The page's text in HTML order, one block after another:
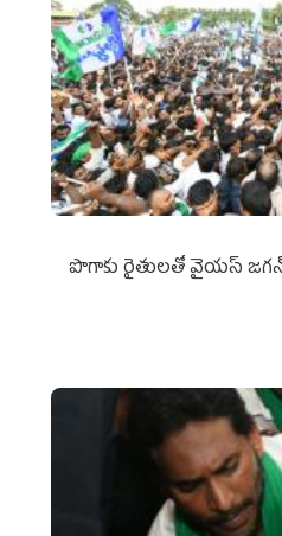
పొగాకు రైతుల‌తో వైయ‌స్